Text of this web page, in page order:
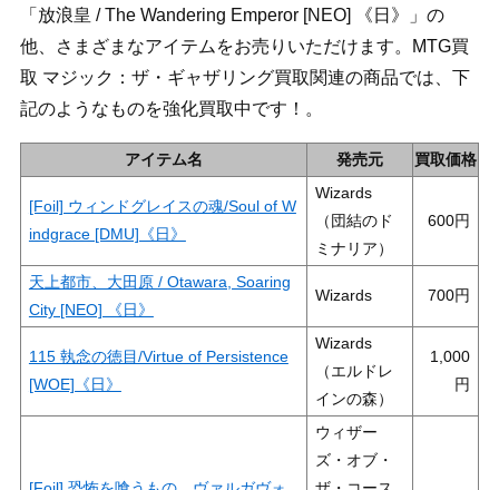
「放浪皇 / The Wandering Emperor [NEO] 《日》」の
他、さまざまなアイテムをお売りいただけます。MTG買
取 マジック：ザ・ギャザリング買取関連の商品では、下
記のようなものを強化買取中です！。
アイテム名 発売元 買取価格
[Foil] ウィンドグレイスの魂/Soul of W
indgrace [DMU]《日》
Wizards
（団結のド
ミナリア）
600
天上都市、大田原 / Otawara, Soaring
City [NEO] 《日》
Wizards 700
115 執念の徳目/Virtue of Persistence
[WOE]《日》
Wizards
（エルドレ
インの森）
1,000
ウィザー
ズ・オブ・